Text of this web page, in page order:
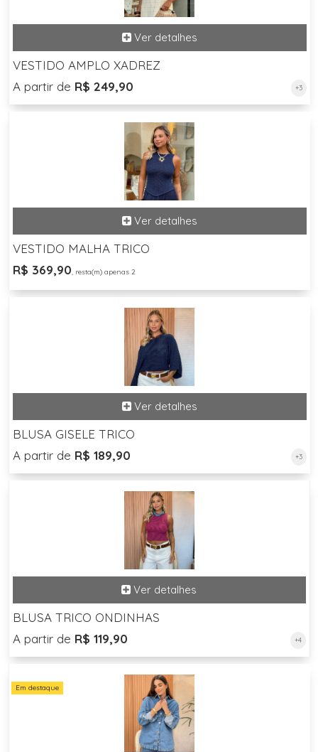
VESTIDO AMPLO XADREZ
A partir de R$ 249,90 +3
VESTIDO MALHA TRICO
R$ 369,90, resta(m) apenas 2
BLUSA GISELE TRICO
A partir de R$ 189,90 +3
BLUSA TRICO ONDINHAS
A partir de R$ 119,90 +4
Em destaque